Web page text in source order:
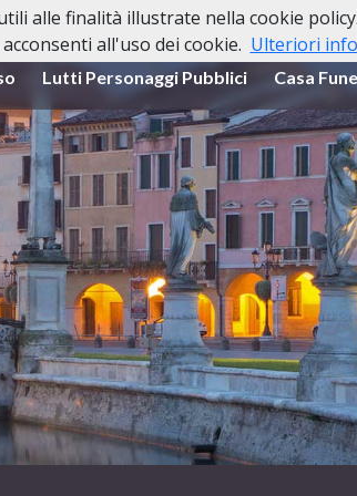
Lutti Personaggi Pubblici Casa
alle finalità illustrate nella cookie
all'uso dei cookie. Ulteriori